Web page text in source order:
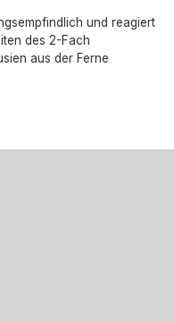
und reagiert
des 2-Fach
aus der Ferne